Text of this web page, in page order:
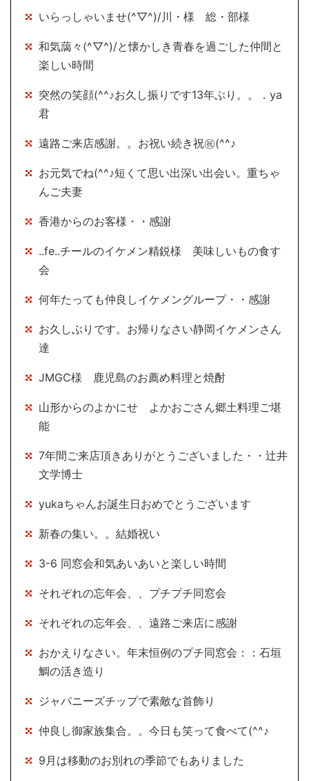
いらっしゃいませ(^▽^)/川・様 総・部様
和気藹々(^▽^)/と懐かしき青春を過ごした仲間と
楽しい時間
突然の笑顔(^^♪お久し振りです13年ぶり。。．ya
君
遠路ご来店感謝。。お祝い続き祝㊗(^^♪
お元気でね(^^♪短くて思い出深い出会い。重ちゃ
んご夫妻
香港からのお客様・・感謝
..fe..チールのイケメン精鋭様 美味しいもの食す
会
何年たっても仲良しイケメングループ・・感謝
お久しぶりです。お帰りなさい静岡イケメンさん
達
JMGC様 鹿児島のお薦め料理と焼酎
山形からのよかにせ よかおごさん郷土料理ご堪
能
7年間ご来店頂きありがとうございました・・辻井
文学博士
yukaちゃんお誕生日おめでとうございます
新春の集い。。結婚祝い
3-6 同窓会和気あいあいと楽しい時間
それぞれの忘年会、、プチプチ同窓会
それぞれの忘年会、、遠路ご来店に感謝
おかえりなさい。年末恒例のプチ同窓会：：石垣
鯛の活き造り
ジャパニーズチップで素敵な首飾り
仲良し御家族集合。。今日も笑って食べて(^^♪
9月は移動のお別れの季節でもありました